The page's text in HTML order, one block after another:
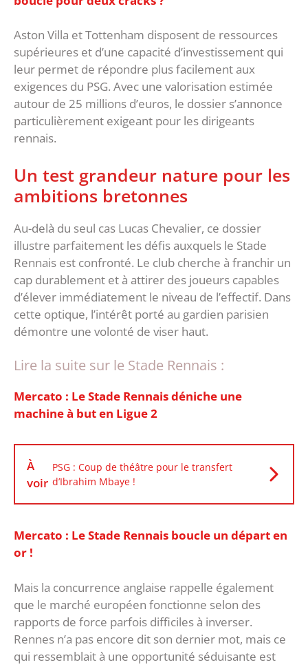
Aston Villa et Tottenham disposent de ressources
supérieures et d’une capacité d’investissement qui
leur permet de répondre plus facilement aux
exigences du PSG. Avec une valorisation estimée
autour de 25 millions d’euros, le dossier s’annonce
particulièrement exigeant pour les dirigeants
rennais.
‎Un test grandeur nature pour les
ambitions bretonnes
‎Au-delà du seul cas Lucas Chevalier, ce dossier
illustre parfaitement les défis auxquels le Stade
Rennais est confronté. Le club cherche à franchir un
cap durablement et à attirer des joueurs capables
d’élever immédiatement le niveau de l’effectif. ‎Dans
cette optique, l’intérêt porté au gardien parisien
démontre une volonté de viser haut.
Lire la suite sur le Stade Rennais :
Mercato : Le Stade Rennais déniche une
machine à but en Ligue 2
À
voir
PSG : Coup de théâtre pour le transfert
d’Ibrahim Mbaye !
Mercato : Le Stade Rennais boucle un départ en
or !
Mais la concurrence anglaise rappelle également
que le marché européen fonctionne selon des
rapports de force parfois difficiles à inverser.
Rennes n’a pas encore dit son dernier mot, mais ce
qui ressemblait à une opportunité séduisante est